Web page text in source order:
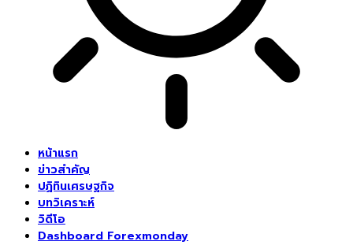
หน้าแรก
ข่าวสำคัญ
ปฏิทินเศรษฐกิจ
บทวิเคราะห์
วิดีโอ
Dashboard Forexmonday